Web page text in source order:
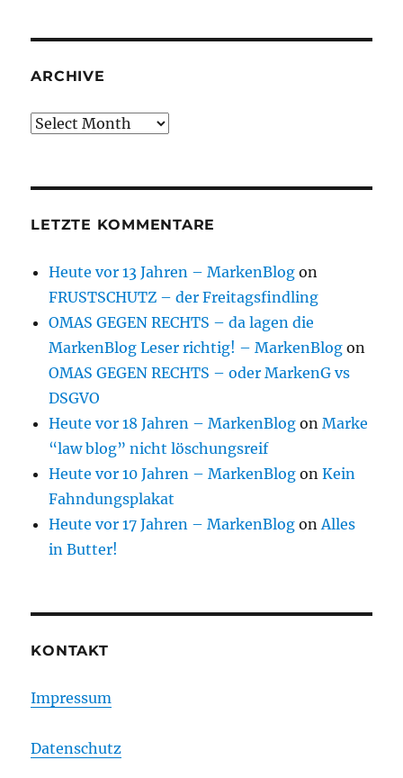
ARCHIVE
Archive
LETZTE KOMMENTARE
Heute vor 13 Jahren – MarkenBlog on
FRUSTSCHUTZ – der Freitagsfindling
OMAS GEGEN RECHTS – da lagen die
MarkenBlog Leser richtig! – MarkenBlog on
OMAS GEGEN RECHTS – oder MarkenG vs
DSGVO
Heute vor 18 Jahren – MarkenBlog onMarke
“law blog” nicht löschungsreif
Heute vor 10 Jahren – MarkenBlog onKein
Fahndungsplakat
Heute vor 17 Jahren – MarkenBlog onAlles
in Butter!
KONTAKT
Impressum
Datenschutz